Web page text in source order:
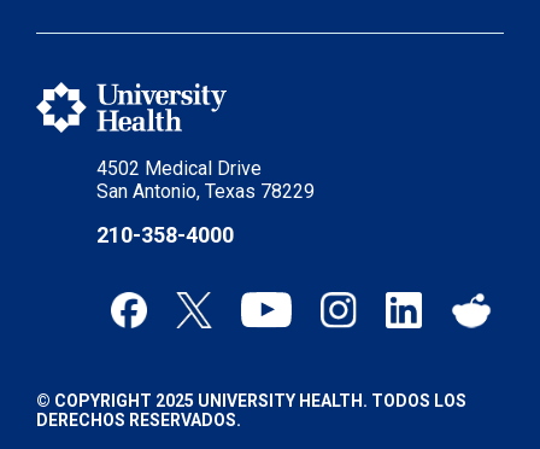
4502 Medical Drive
San Antonio, Texas 78229
210-358-4000
© COPYRIGHT 2025 UNIVERSITY HEALTH. TODOS LOS
DERECHOS RESERVADOS.